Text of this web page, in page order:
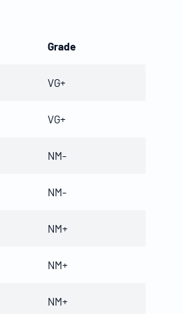
Grade
VG+
VG+
NM-
NM-
NM+
NM+
NM+